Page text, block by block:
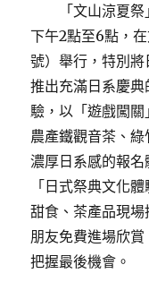
「文山涼夏祭」
下午2點至6點，
號）舉行，特別將
推出充滿日系慶
驗，以「遊戲闖
農產鐵觀音茶、
濃厚日系感的報名
「日式祭典文化
甜食、茶產品現
朋友免費進場欣
把握最後機會。